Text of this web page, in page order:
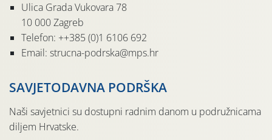
Ulica Grada Vukovara 78
10 000 Zagreb
Telefon: ++385 (0)1 6106 692
Email: strucna-podrska@mps.hr
SAVJETODAVNA PODRŠKA
Naši savjetnici su dostupni radnim danom u podružnicama
diljem Hrvatske.